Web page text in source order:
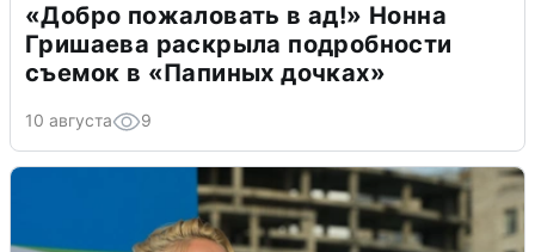
«Добро пожаловать в ад!» Нонна
Гришаева раскрыла подробности
съемок в «Папиных дочках»
10 августа 9